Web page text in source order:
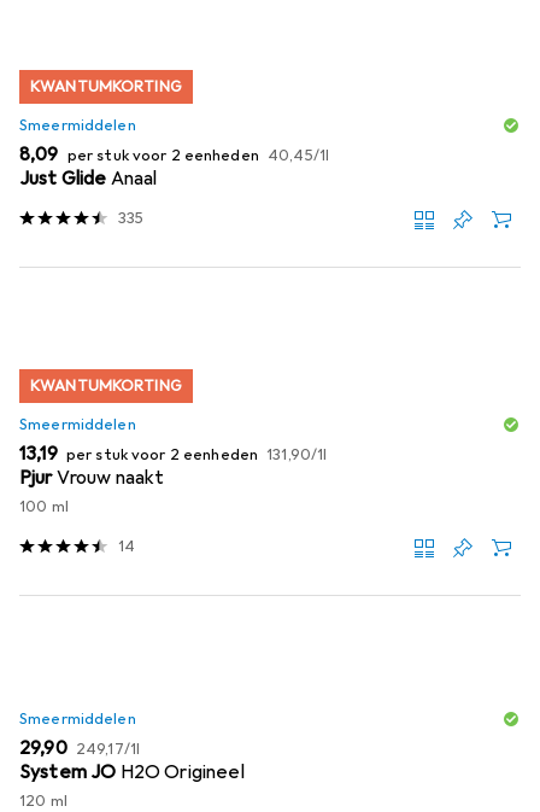
KWANTUMKORTING
Smeermiddelen
EUR
8,09 per stuk voor 2 eenheden EUR
40,45/1l
Just Glide Anaal
335
KWANTUMKORTING
Smeermiddelen
EUR
13,19 per stuk voor 2 eenheden EUR
131,90/1l
PjurVrouw naakt
100 ml
14
Smeermiddelen
EUR
29,90 EUR
249,17/1l
System JO H2O Origineel
120 ml